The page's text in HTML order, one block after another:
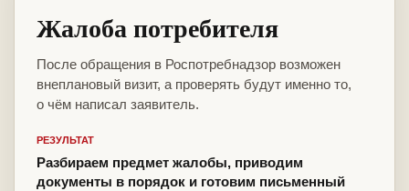
Жалоба потребителя
После обращения в Роспотребнадзор возможен
внеплановый визит, а проверять будут именно то,
о чём написал заявитель.
РЕЗУЛЬТАТ
Разбираем предмет жалобы, приводим
документы в порядок и готовим письменный